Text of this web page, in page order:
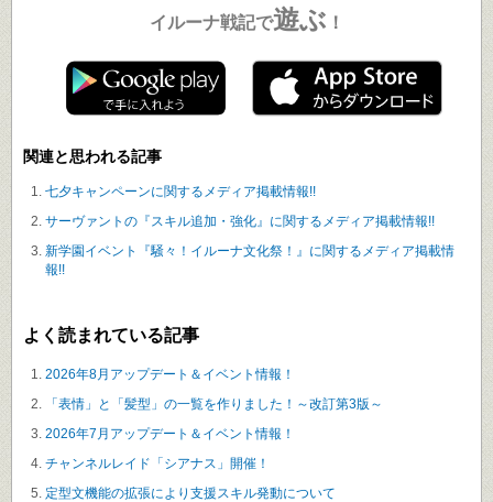
イルーナ戦記で遊ぶ ！
関連と思われる記事
七夕キャンペーンに関するメディア掲載情報!!
サーヴァントの『スキル追加・強化』に関するメディア掲載情報!!
新学園イベント『騒々！イルーナ文化祭！』に関するメディア掲載情
報!!
よく読まれている記事
2026年8月アップデート＆イベント情報！
「表情」と「髪型」の一覧を作りました！～改訂第3版～
2026年7月アップデート＆イベント情報！
チャンネルレイド「シアナス」開催！
定型文機能の拡張により支援スキル発動について